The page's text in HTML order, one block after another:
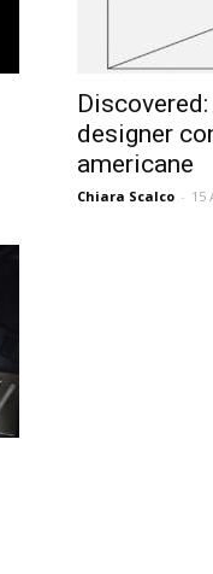
designer
americane
Chiara Scalco - 15